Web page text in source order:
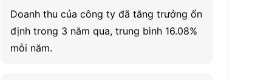
Burger Grill. It consists of four operating
segments: The KFC Division, which includes
its worldwide operations of the KFC concept;
Doanh thu của công ty đã tăng trưởng ổn
định trong 3 năm qua, trung bình 16.08%
mỗi năm.